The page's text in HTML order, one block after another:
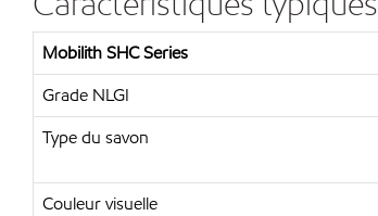
Mobilith SHC Series
Grade NLGI
Type du savon
Couleur visuelle